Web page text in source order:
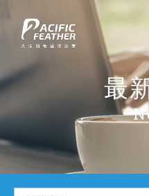
最